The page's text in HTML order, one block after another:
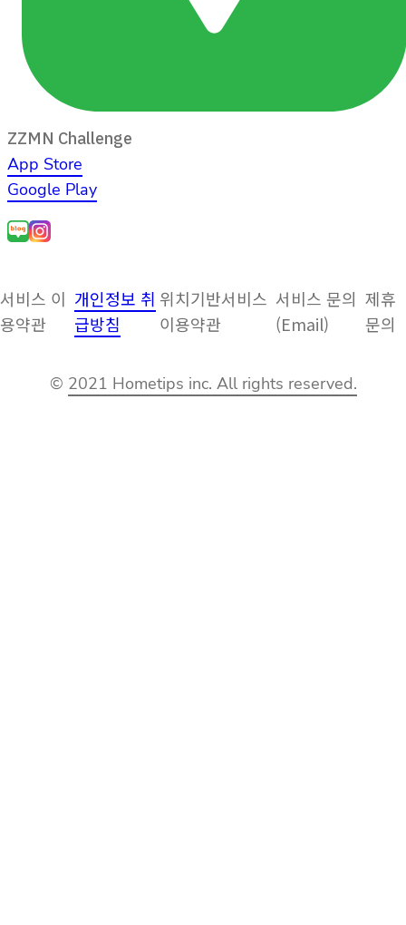
ZZMN Challenge
App Store
Google Play
서비스 이
용약관
개인정보 취
급방침
위치기반서비스
이용약관
서비스 문의
(Email)
제휴
문의
© 2021 Hometips inc. All rights reserved.